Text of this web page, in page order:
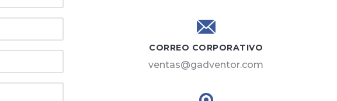
CORREO CORPORATIVO
ventas@gadventor.com